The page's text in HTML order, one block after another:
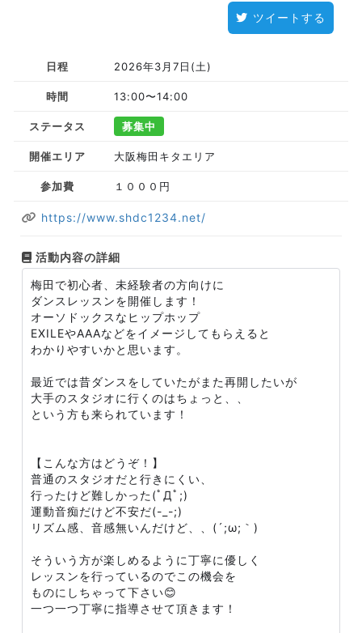
ツイートする
日程 2026年3月7日(土)
時間 13:00〜14:00
ステータス 募集中
開催エリア 大阪梅田キタエリア
参加費 １０００円
https://www.shdc1234.net/
活動内容の詳細
梅田で初心者、未経験者の方向けに
ダンスレッスンを開催します！
オーソドックスなヒップホップ
EXILEやAAAなどをイメージしてもらえると
わかりやすいかと思います。
最近では昔ダンスをしていたがまた再開したいが
大手のスタジオに行くのはちょっと、、
という方も来られています！
【こんな方はどうぞ！】
普通のスタジオだと行きにくい、
行ったけど難しかった(ﾟДﾟ;)
運動音痴だけど不安だ(-_-;)
リズム感、音感無いんだけど、、(´;ω;｀)
そういう方が楽しめるように丁寧に優しく
レッスンを行っているのでこの機会を
ものにしちゃって下さい😊
一つ一つ丁寧に指導させて頂きます！